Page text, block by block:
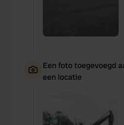
Een foto toegevoegd
een locatie